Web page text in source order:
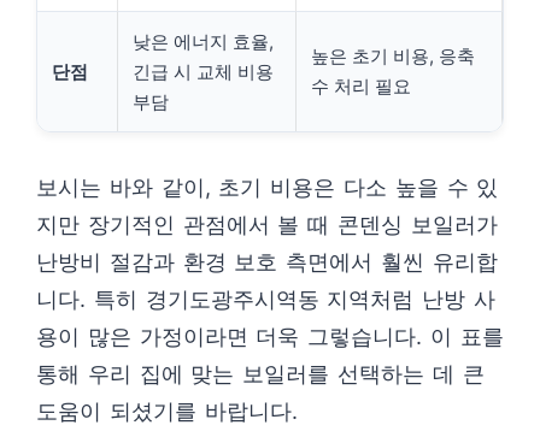
단점
낮은 에너지 효율,
긴급 시 교체 비용
부담
높은 초기 비용, 응축
수 처리 필요
보시는 바와 같이, 초기 비용은 다소 높을 수 있
지만 장기적인 관점에서 볼 때 콘덴싱 보일러가
난방비 절감과 환경 보호 측면에서 훨씬 유리합
니다. 특히 경기도광주시역동 지역처럼 난방 사
용이 많은 가정이라면 더욱 그렇습니다. 이 표를
통해 우리 집에 맞는 보일러를 선택하는 데 큰
도움이 되셨기를 바랍니다.